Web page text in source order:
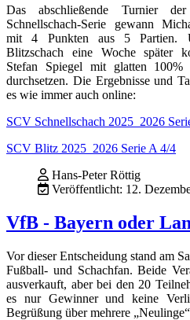
Das abschließende Turnier der
Schnellschach-Serie gewann
mit 4 Punkten aus 5 Partien.
Blitzschach eine Woche später
Stefan Spiegel mit glatten
durchsetzen. Die Ergebnisse und
es wie immer auch online:
SCV Schnellschach 2025_2026
SCV Blitz 2025_2026 Serie A 4/4
Hans-Peter Röttig
Veröffentlicht: 12.
VfB - Bayern oder
Vor dieser Entscheidung stand am
Fußball- und Schachfan. Beide
ausverkauft, aber bei den 20
es nur Gewinner und keine
Begrüßung über mehrere